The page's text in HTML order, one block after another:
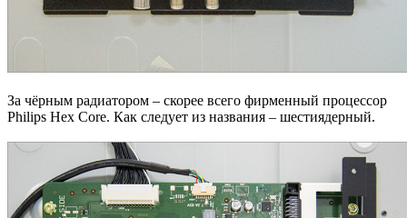
За чёрным радиатором – скорее всего фирменный процессор
Philips Hex Core. Как следует из названия – шестиядерный.